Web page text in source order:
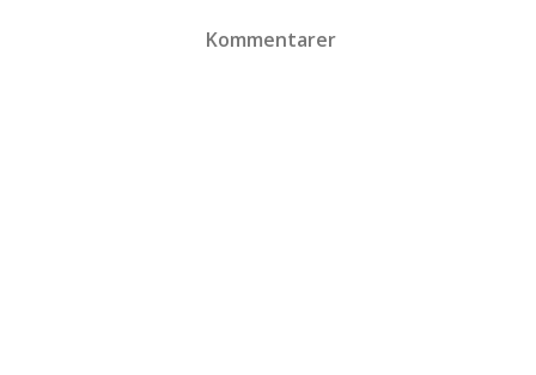
Kommentarer